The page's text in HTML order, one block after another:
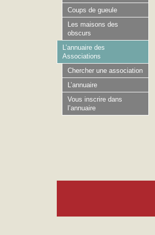
Coups de gueule
Les maisons des
obscurs
L’annuaire des
Associations
Chercher une association
L’annuaire
Vous inscrire dans
l’annuaire